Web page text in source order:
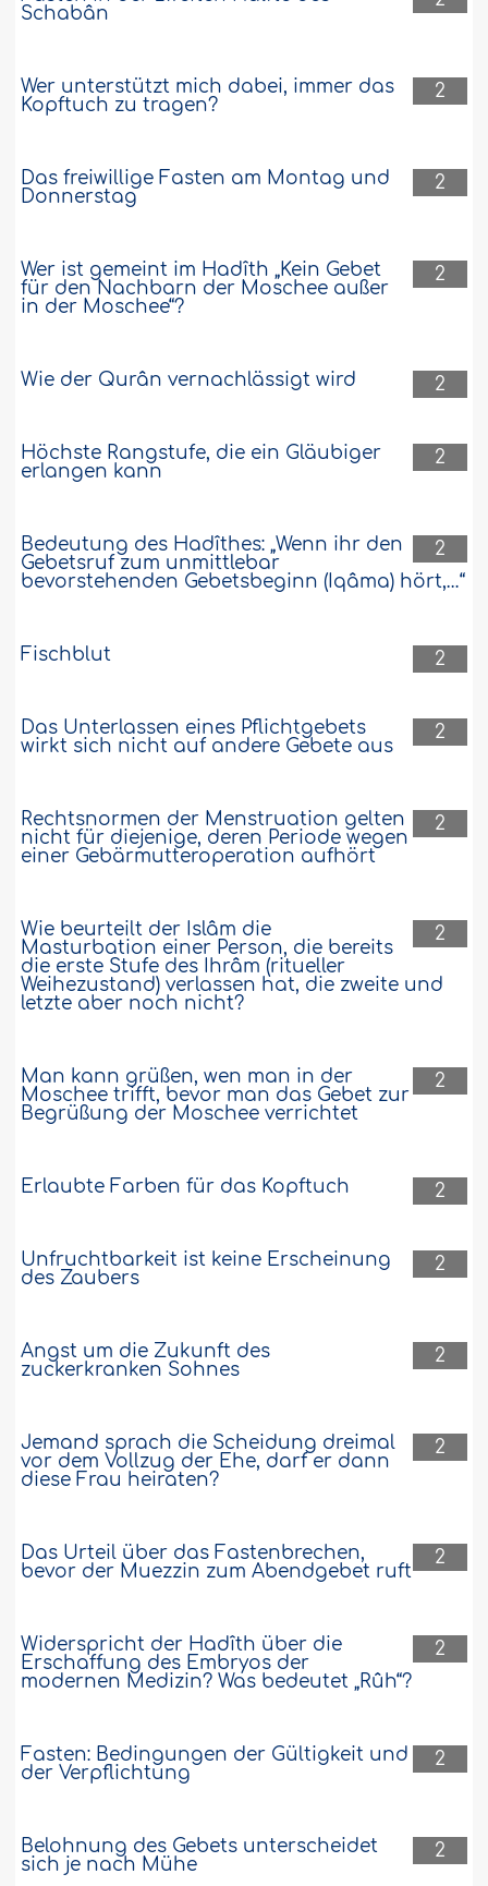
Schabân
2
Wer unterstützt mich dabei, immer das
Kopftuch zu tragen?
2
Das freiwillige Fasten am Montag und
Donnerstag
2
Wer ist gemeint im Hadîth „Kein Gebet
für den Nachbarn der Moschee außer
in der Moschee“?
2
Wie der Qurân vernachlässigt wird
2
Höchste Rangstufe, die ein Gläubiger
erlangen kann
2
Bedeutung des Hadîthes: „Wenn ihr den
Gebetsruf zum unmittlebar
bevorstehenden Gebetsbeginn (Iqâma) hört,…“
2
Fischblut
2
Das Unterlassen eines Pflichtgebets
wirkt sich nicht auf andere Gebete aus
2
Rechtsnormen der Menstruation gelten
nicht für diejenige, deren Periode wegen
einer Gebärmutteroperation aufhört
2
Wie beurteilt der Islâm die
Masturbation einer Person, die bereits
die erste Stufe des Ihrâm (ritueller
Weihezustand) verlassen hat, die zweite und
letzte aber noch nicht?
2
Man kann grüßen, wen man in der
Moschee trifft, bevor man das Gebet zur
Begrüßung der Moschee verrichtet
2
Erlaubte Farben für das Kopftuch
2
Unfruchtbarkeit ist keine Erscheinung
des Zaubers
2
Angst um die Zukunft des
zuckerkranken Sohnes
2
Jemand sprach die Scheidung dreimal
vor dem Vollzug der Ehe, darf er dann
diese Frau heiraten?
2
Das Urteil über das Fastenbrechen,
bevor der Muezzin zum Abendgebet ruft
2
Widerspricht der Hadîth über die
Erschaffung des Embryos der
modernen Medizin? Was bedeutet „Rûh“?
2
Fasten: Bedingungen der Gültigkeit und
der Verpflichtung
2
Belohnung des Gebets unterscheidet
sich je nach Mühe